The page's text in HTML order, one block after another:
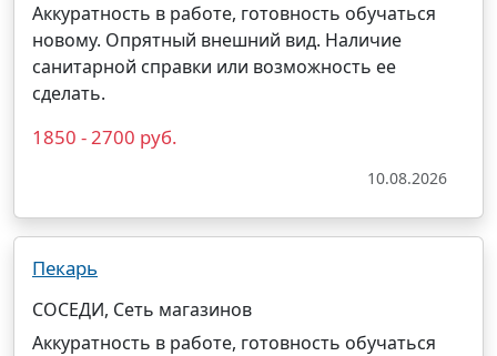
Аккуратность в работе, готовность обучаться
новому. Опрятный внешний вид. Наличие
санитарной справки или возможность ее
сделать.
1850 - 2700 руб.
10.08.2026
Пекарь
СОСЕДИ, Сеть магазинов
Аккуратность в работе, готовность обучаться